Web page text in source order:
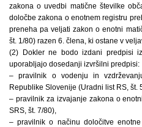
zakona o uvedbi matične številke
določbe zakona o enotnem registru
preneha pa veljati zakon o enotni
št. 1/80) razen 6. člena, ki ostane v
(2) Dokler ne bodo izdani predpisi
uporabljajo dosedanji izvršilni predpisi:
– pravilnik o vodenju in
Republike Slovenije (Uradni list RS, št.
– pravilnik za izvajanje zakona o
SRS, št. 7/80),
– pravilnik o načinu določitve